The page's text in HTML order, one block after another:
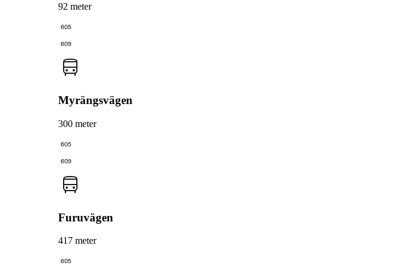
92 meter
605
609
Myrängsvägen
300 meter
605
609
Furuvägen
417 meter
605